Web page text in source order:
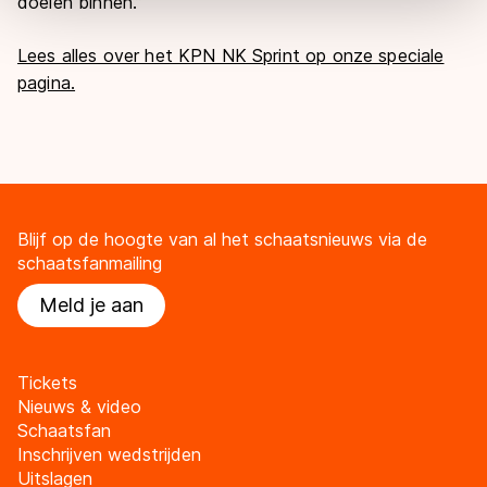
Lees alles over het KPN NK Sprint op onze speciale
pagina.
Blijf op de hoogte van al het schaatsnieuws via de
schaatsfanmailing
Meld je aan
Tickets
Nieuws & video
Schaatsfan
Inschrijven wedstrijden
Uitslagen